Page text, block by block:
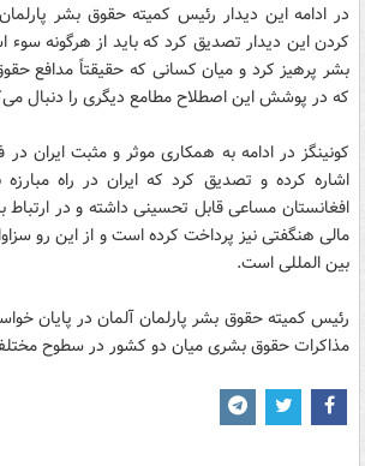
در ادامه این دیدار رئیس کمیته حقوق بشر
کردن این دیدار تصدیق کرد که باید از هرگونه
بشر پرهیز کرد و میان کسانی که حقیقتاً مدافع
که در پوشش این اصطلاح مطامع دیگری را دنبال
کونینگز در ادامه به همکاری موثر و مثبت ایران در
اشاره کرده و تصدیق کرد که ایران در راه مبارزه
افغانستان مساعی قابل تحسینی داشته و در
مالی هنگفتی نیز پرداخت کرده است و از این رو
بین المللی است.
رئیس کمیته حقوق بشر پارلمان آلمان در پایان
مذاکرات حقوق بشری میان دو کشور در سطوح